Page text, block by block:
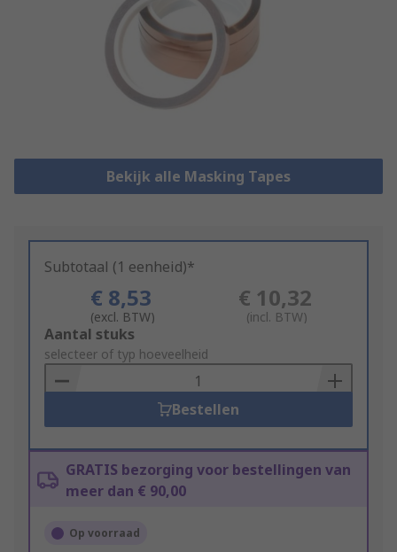
Bekijk alle Masking Tapes
Subtotaal (1 eenheid)*
€ 8,53
(excl. BTW)
€ 10,32
(incl. BTW)
Add
to
Basket
Aantal stuks
selecteer of typ hoeveelheid
Bestellen
GRATIS bezorging voor bestellingen van
meer dan € 90,00
Op voorraad